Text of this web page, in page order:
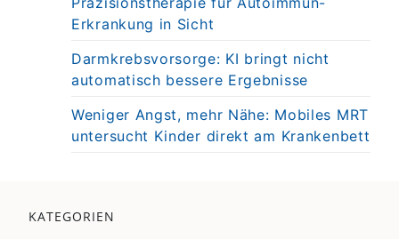
Erkrankung in Sicht
Darmkrebsvorsorge: KI bringt nicht
automatisch bessere Ergebnisse
Weniger Angst, mehr Nähe: Mobiles MRT
untersucht Kinder direkt am Krankenbett
KATEGORIEN